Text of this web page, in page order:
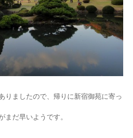
りましたので、帰りに新宿御苑に寄っ
まだ早いようです。